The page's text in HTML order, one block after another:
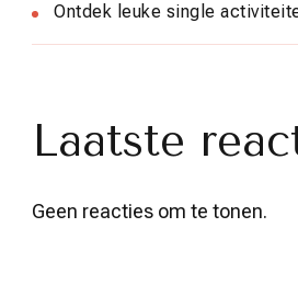
Ontdek leuke single
Laatste
Geen reacties om te tonen.